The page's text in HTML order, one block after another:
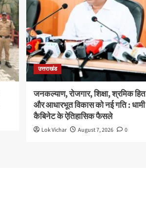
उत्तराखंड
जनकल्याण, रोजगार, शिक्षा, श्रमिक हित
और आधारभूत विकास को नई गति : धामी
कैबिनेट के ऐतिहासिक फैसले
Lok Vichar August 7, 2026 0